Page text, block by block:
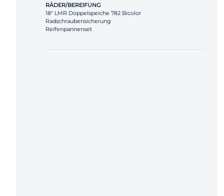
RÄDER/BEREIFUNG
18" LMR Doppelspeiche 782 Bicolor
Radschraubensicherung
Reifenpannenset